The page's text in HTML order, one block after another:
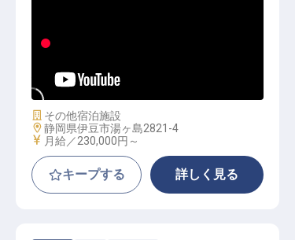
社負担／年休120日／未経験OK
施設業態
その他宿泊施設
勤務地
静岡県伊豆市湯ヶ島2821-4
給与
月給／230,000円～
キープする 詳しく見る